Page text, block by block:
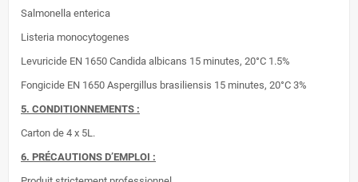
Salmonella enterica
Listeria monocytogenes
Levuricide EN 1650 Candida albicans 15 minutes, 20°C 1.5%
Fongicide EN 1650 Aspergillus brasiliensis 15 minutes, 20°C 3%
5. CONDITIONNEMENTS :
Carton de 4 x 5L.
6. PRÉCAUTIONS D’EMPLOI :